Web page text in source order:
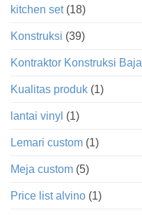
kitchen set(18)
Konstruksi (39)
Kontraktor Konstruksi Baja
Kualitas produk (1)
lantai vinyl (1)
Lemari custom (1)
Meja custom (5)
Price list alvino (1)